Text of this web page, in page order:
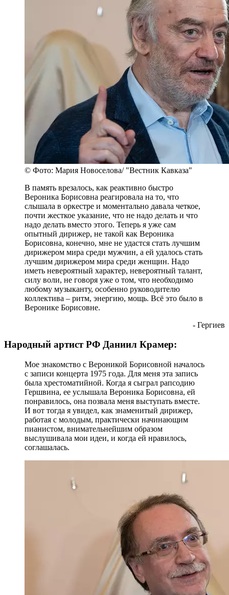
© Фото: Мария Новоселова/ "Вестник Кавказа"
В память врезалось, как реактивно быстро
Вероника Борисовна реагировала на то, что
слышала в оркестре и моментально давала четкое,
почти жесткое указание, что не надо делать и что
надо делать вместо этого. Теперь я уже сам
опытный дирижер, не такой как Вероника
Борисовна, конечно, мне не удастся стать лучшим
дирижером мира среди мужчин, а ей удалось стать
лучшим дирижером мира среди женщин. Надо
иметь невероятный характер, невероятный талант,
силу воли, не говоря уже о том, что необходимо
любому музыканту, особенно руководителю
коллектива – ритм, энергию, мощь. Всё это было в
Веронике Борисовне.
- Гергиев
Народный артист РФ Даниил Крамер:
Мое знакомство с Вероникой Борисовной началось
с записи концерта 1975 года. Для меня эта запись
была хрестоматийной. Когда я сыграл рапсодию
Гершвина, ее услышала Вероника Борисовна, ей
понравилось, она позвала меня выступать вместе.
И вот тогда я увидел, как знаменитый дирижер,
работая с молодым, практически начинающим
пианистом, внимательнейшим образом
выслушивала мои идеи, и когда ей нравилось,
соглашалась.